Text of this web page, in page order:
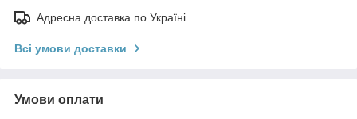
Адресна доставка по Україні
Всі умови доставки
Умови оплати